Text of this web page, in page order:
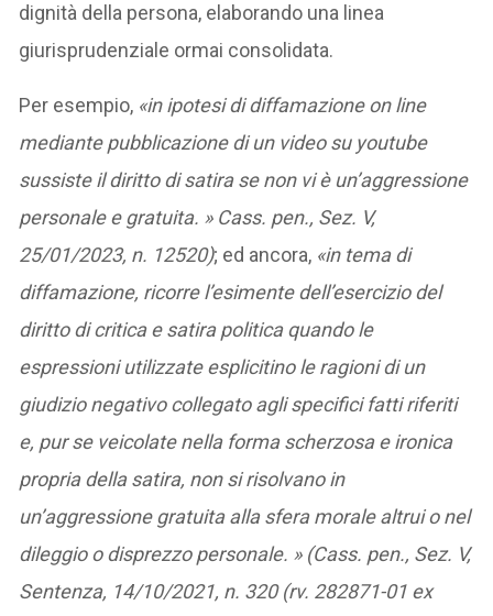
dignità della persona, elaborando una linea
giurisprudenziale ormai consolidata.
Per esempio, «in ipotesi di diffamazione on line
mediante pubblicazione di un video su youtube
sussiste il diritto di satira se non vi è un’aggressione
personale e gratuita. » Cass. pen., Sez. V,
25/01/2023, n. 12520); ed ancora, «in tema di
diffamazione, ricorre l’esimente dell’esercizio del
diritto di critica e satira politica quando le
espressioni utilizzate esplicitino le ragioni di un
giudizio negativo collegato agli specifici fatti riferiti
e, pur se veicolate nella forma scherzosa e ironica
propria della satira, non si risolvano in
un’aggressione gratuita alla sfera morale altrui o nel
dileggio o disprezzo personale. » (Cass. pen., Sez. V,
Sentenza, 14/10/2021, n. 320 (rv. 282871-01 ex